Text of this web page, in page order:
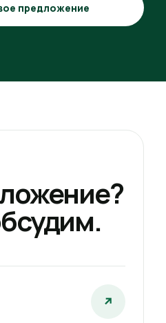
предложение
↗